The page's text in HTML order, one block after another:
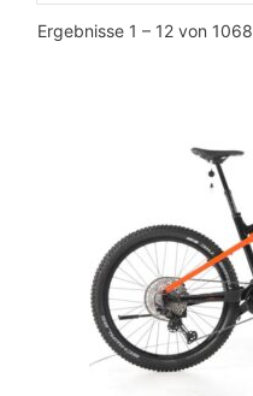
Ergebnisse 1 – 12 von